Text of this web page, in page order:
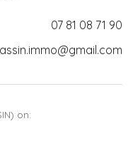
07 81 08 71 90
on: